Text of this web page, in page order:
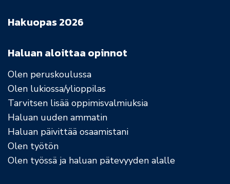
Haluan aloittaa opinnot
Olen peruskoulussa
Olen lukiossa/ylioppilas
Tarvitsen lisää oppimisvalmiuksia
Haluan uuden ammatin
Haluan päivittää osaamistani
Olen työtön
Olen työssä ja haluan pätevyyden alalle
Hakuopas 2026